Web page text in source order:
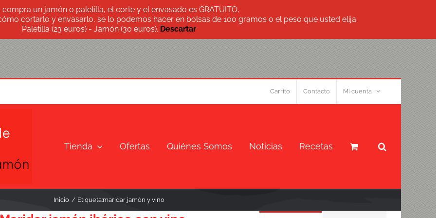
compra un jamón o paletilla, el corte y el envasado es GRATUITO,
cortarlo y envasarlo, se lo podemos hacer en bolsas de 100 gramos o el peso que usted elija.
Paletilla (23 euros) - Jamón (30 euros). Descartar
Carrito Contacto Mi cuenta
Tienda Ofertas Quiénes Somos Noticias Recetas
Inicio Etiqueta:maridar jamón y vino